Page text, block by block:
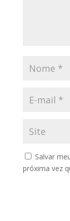
Salvar
próxima vez